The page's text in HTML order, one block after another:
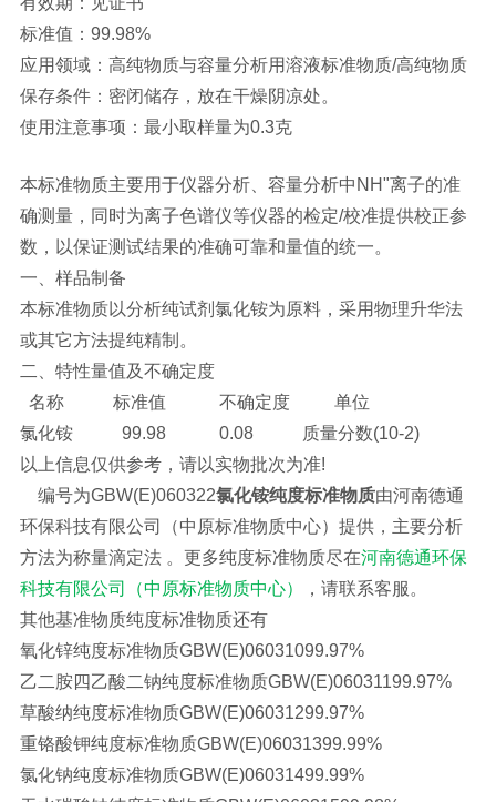
标准值：99.98%
应用领域：高纯物质与容量分析用溶液标准物质/高纯物质
保存条件：密闭储存，放在干燥阴凉处。
使用注意事项：最小取样量为0.3克
本标准物质主要用于仪器分析、容量分析中NH"离子的准
确测量，同时为离子色谱仪等仪器的检定/校准提供校正参
数，以保证测试结果的准确可靠和量值的统一。
一、样品制备
本标准物质以分析纯试剂氯化铵为原料，采用物理升华法
或其它方法提纯精制。
二、特性量值及不确定度
名称 标准值 不确定度 单位
氯化铵 99.98 0.08 质量分数(10-2)
以上信息仅供参考，请以实物批次为准!
编号为GBW(E)060322氯化铵纯度标准物质由河南德通
环保科技有限公司（中原标准物质中心）提供，主要分析
方法为称量滴定法 。更多纯度标准物质尽在河南德通环保
科技有限公司（中原标准物质中心）
，请联系客服。
其他基准物质纯度标准物质还有
氧化锌纯度标准物质GBW(E)06031099.97%
乙二胺四乙酸二钠纯度标准物质GBW(E)06031199.97%
草酸纳纯度标准物质GBW(E)06031299.97%
重铬酸钾纯度标准物质GBW(E)06031399.99%
氯化钠纯度标准物质GBW(E)06031499.99%